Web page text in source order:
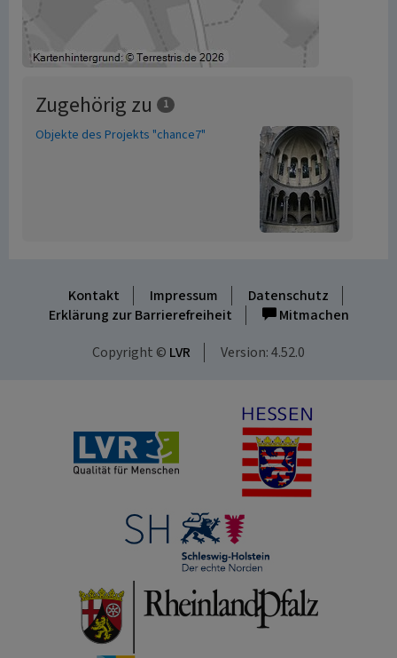
Zugehörig zu 1
Objekte des Projekts "chance7"
Kontakt Impressum
Datenschutz
Erklärung zur Barrierefreiheit
Mitmachen
Copyright © LVR Version: 4.52.0